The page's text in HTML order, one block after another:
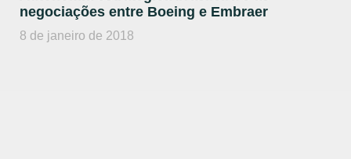
negociações entre Boeing e Embraer
8 de janeiro de 2018